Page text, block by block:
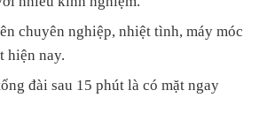
chuyên nghiệp, nhiệt tình, máy móc
hiện nay.
đài sau 15 phút là có mặt ngay